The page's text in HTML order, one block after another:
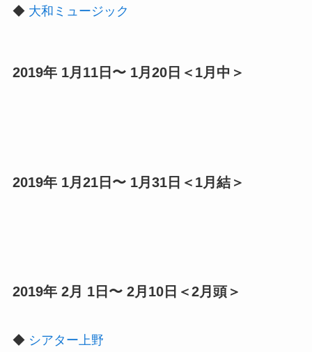
◆ 大和ミュージック
2019年 1月11日〜 1月20日＜1月中＞
2019年 1月21日〜 1月31日＜1月結＞
2019年 2月 1日〜 2月10日＜2月頭＞
◆ シアター上野